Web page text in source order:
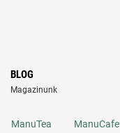
BLOG
Magazinunk
ManuTea ManuCafe